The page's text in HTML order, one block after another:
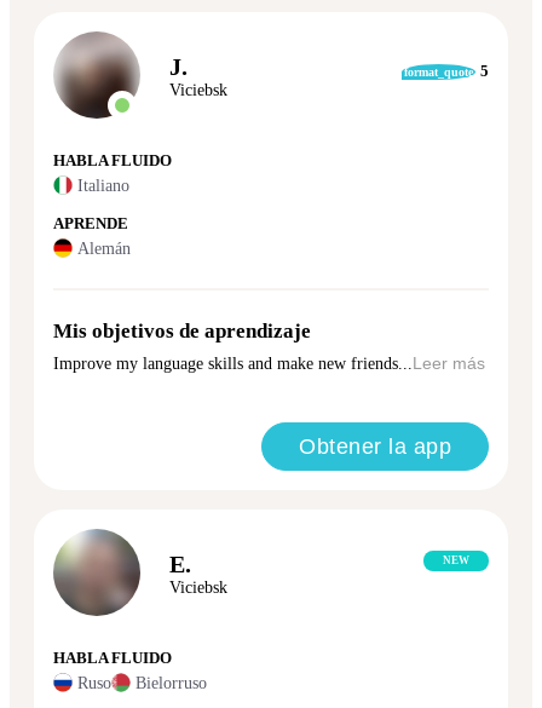
J.
Viciebsk
format_quote 5
HABLA FLUIDO
Italiano
APRENDE
Alemán
Mis objetivos de aprendizaje
Improve my language skills and make new friends... Leer más
Obtener la app
E.
Viciebsk
NEW
HABLA FLUIDO
Ruso Bielorruso